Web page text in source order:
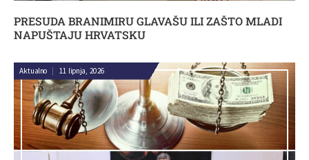
PRESUDA BRANIMIRU GLAVAŠU ILI ZAŠTO MLADI
NAPUŠTAJU HRVATSKU
Aktualno | 11 lipnja, 2026